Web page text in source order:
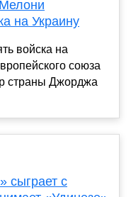
на Украину
войска на
союза
страны Джорджа
сыграет с